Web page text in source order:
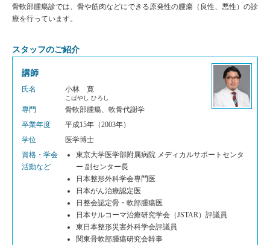
骨軟部腫瘍診では、骨や筋肉などにできる原発性の腫瘍（良性、悪性）の診
療を行っています。
スタッフのご紹介
講師
氏名 小林 寛
こばやし ひろし
専門
骨軟部腫瘍、軟骨代謝学
卒業年度
平成15年（2003年）
学位
医学博士
資格・学会
活動など
東京大学医学部附属病院 メディカルサポートセンタ
ー 副センター長
日本整形外科学会専門医
日本がん治療認定医
日整会認定骨・軟部腫瘍医
日本サルコーマ治療研究学会（JSTAR）評議員
東日本整形災害外科学会評議員
関東骨軟部腫瘍研究会幹事